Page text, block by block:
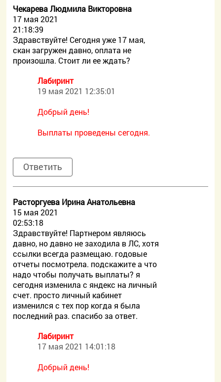
Чекарева Людмила Викторовна
17 мая 2021
21:18:39
Здравствуйте! Сегодня уже 17 мая,
скан загружен давно, оплата не
произошла. Стоит ли ее ждать?
Лабиринт
19 мая 2021 12:35:01
Добрый день!
Выплаты проведены сегодня.
Ответить
Расторгуева Ирина Анатольевна
15 мая 2021
02:53:18
Здравствуйте! Партнером являюсь
давно, но давно не заходила в ЛС, хотя
ссылки всегда размещаю. годовые
отчеты посмотрела. подскажите а что
надо чтобы получать выплаты? я
сегодня изменила с яндекс на личный
счет. просто личный кабинет
изменился с тех пор когда я была
последний раз. спасибо за ответ.
Лабиринт
17 мая 2021 14:01:18
Добрый день!